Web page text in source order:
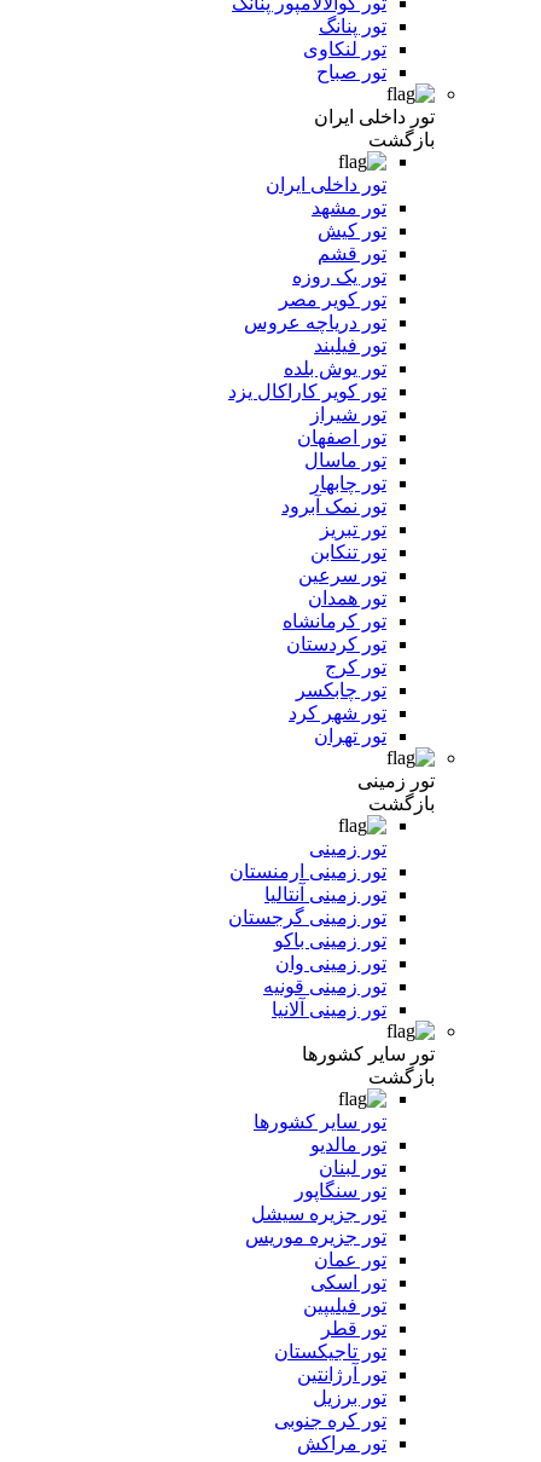
تور پنانگ
تور لنکاوی
تور صباح
تور داخلی ایران
بازگشت
تور داخلی ایران
تور مشهد
تور کیش
تور قشم
تور یک روزه
تور کویر مصر
تور دریاچه عروس
تور فیلبند
تور یوش بلده
تور کویر کاراکال یزد
تور شیراز
تور اصفهان
تور ماسال
تور چابهار
تور نمک آبرود
تور تبریز
تور تنکابن
تور سرعین
تور همدان
تور کرمانشاه
تور کردستان
تور کرج
تور چابکسر
تور شهر کرد
تور تهران
تور زمینی
بازگشت
تور زمینی
تور زمینی ارمنستان
تور زمینی آنتالیا
تور زمینی گرجستان
تور زمینی باکو
تور زمینی وان
تور زمینی قونیه
تور زمینی آلانیا
تور سایر کشورها
بازگشت
تور سایر کشورها
تور مالدیو
تور لبنان
تور سنگاپور
تور جزیره سیشل
تور جزیره موریس
تور عمان
تور اسکی
تور فیلیپین
تور قطر
تور تاجیکستان
تور آرژانتین
تور برزیل
تور کره جنوبی
تور مراکش